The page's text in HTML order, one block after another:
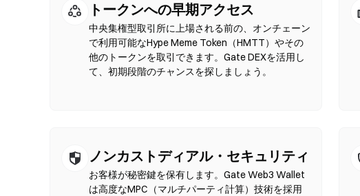
仲介者なしでP2P取引を行います。DEXはスマートコントラクトを使
確認は不要です。互換性のあるウォレットを接続し、トークンペアを
てください。ガス代が発生し、流動性の深さにより価格が中央集権型
DEX活動は、Ethereum、BNB Chain、PolygonなどのEVM互換チェー
トークンへの早期アクセス
中央集権型取引所に上場される前の、オンチェーン
で利用可能なHype Meme Token（HMTT）やその
他のトークンを取引できます。Gate DEXを活用し
て、初期段階のチャンスを探しましょう。
ノンカストディアル・セキュリティ
お客様が秘密鍵を保有します。Gate Web3 Wallet
は高度なMPC（マルチパーティ計算）技術を採用